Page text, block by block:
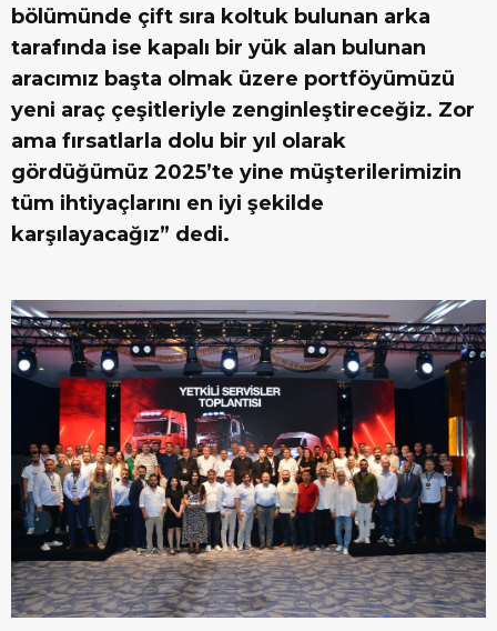
bölümünde çift sıra koltuk bulunan arka
tarafında ise kapalı bir yük alan bulunan
aracımız başta olmak üzere portföyümüzü
yeni araç çeşitleriyle zenginleştireceğiz. Zor
ama fırsatlarla dolu bir yıl olarak
gördüğümüz 2025’te yine müşterilerimizin
tüm ihtiyaçlarını en iyi şekilde
karşılayacağız” dedi.